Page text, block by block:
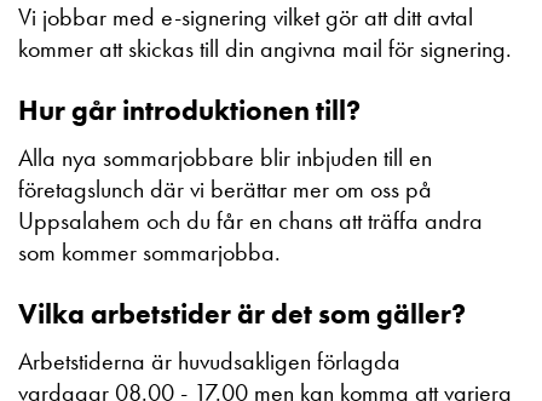
Vi jobbar med e-signering vilket gör att ditt avtal
kommer att skickas till din angivna mail för signering.
Hur går introduktionen till?
Alla nya sommarjobbare blir inbjuden till en
företagslunch där vi berättar mer om oss på
Uppsalahem och du får en chans att träffa andra
som kommer sommarjobba.
Vilka arbetstider är det som gäller?
Arbetstiderna är huvudsakligen förlagda
vardagar 08.00 - 17.00 men kan komma att variera